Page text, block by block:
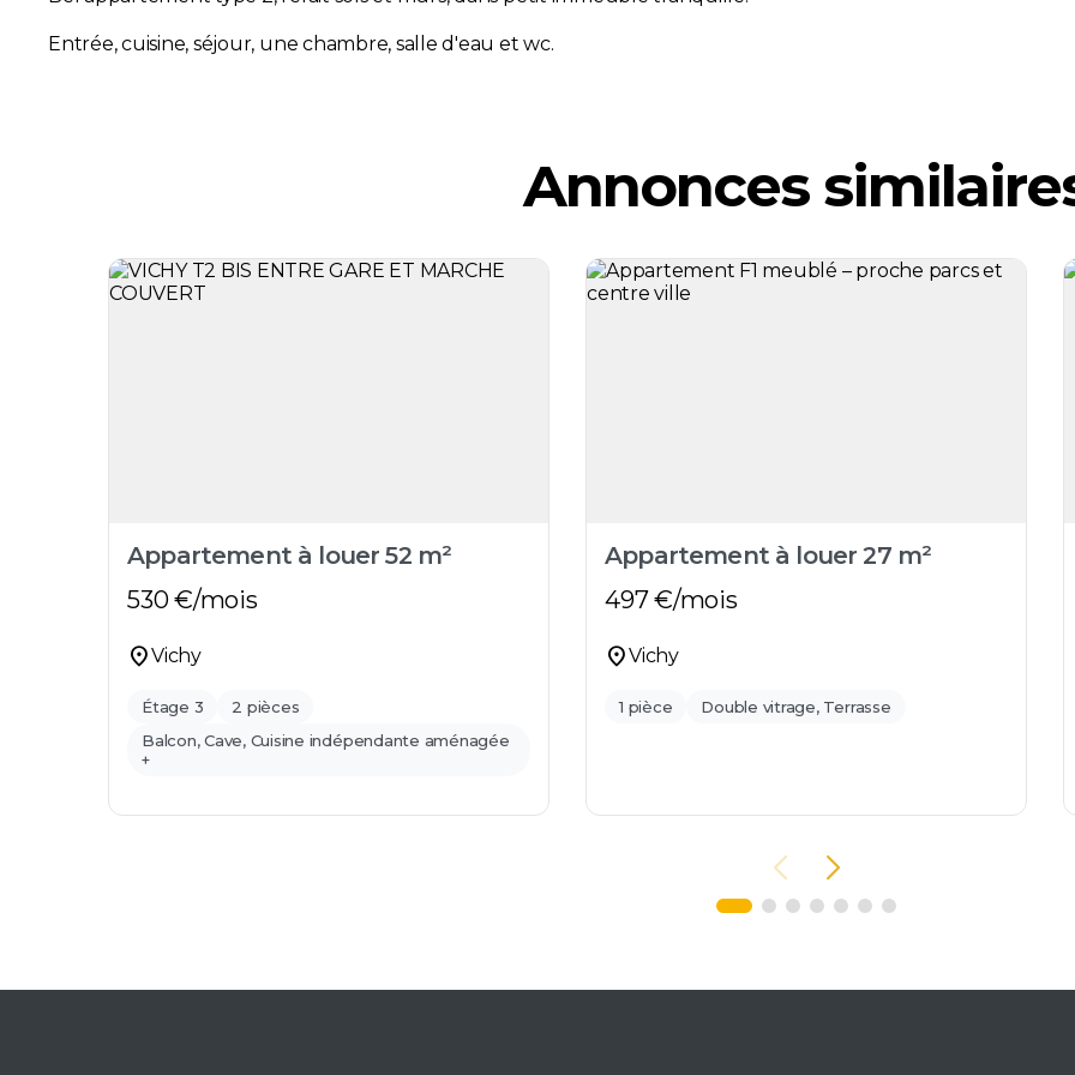
Entrée, cuisine, séjour, une chambre, salle d'eau et wc.
Annonces
Appartement à louer 52 m²
530€/mois
location_onVichy
Étage 3
2 pièces
Balcon, Cave, Cuisine indépendante aménagée
+
Appartement à louer 27 m²
497€/mois
location_onVichy
1 pièce Double vitrage, Terrasse